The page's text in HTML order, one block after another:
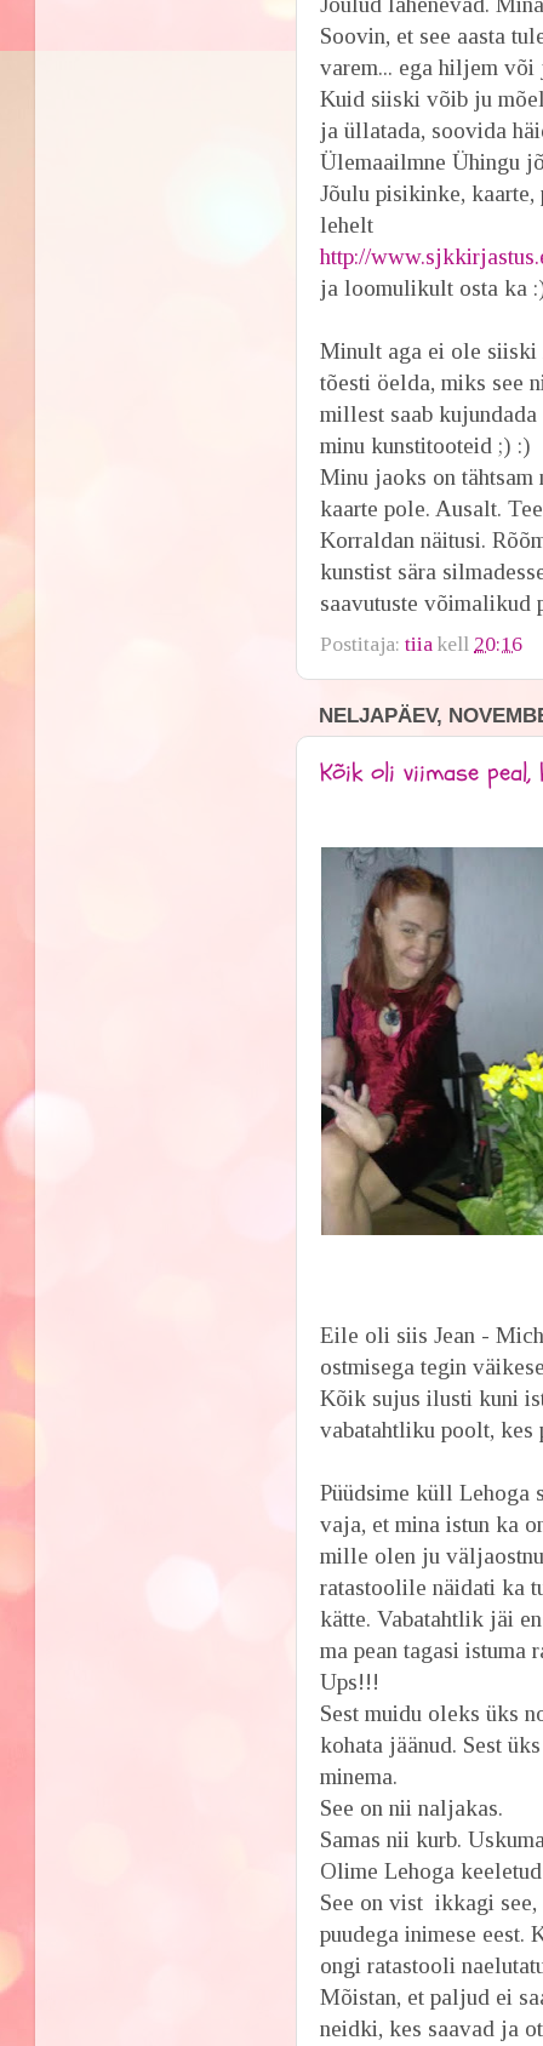
Soovin, et see aasta
varem... ega hiljem
Kuid siiski võib ju
ja üllatada, soovida
Ülemaailmne Ühingu
Jõulu pisikinke,
lehelt
http://
ja loomulikult osta ka
Minult aga ei ole
tõesti öelda, miks see
millest saab
minu kunstitooteid ;) :)
Minu jaoks on tähtsam
kaarte pole. Ausalt.
Korraldan näitusi.
kunstist sära
saavutuste
Postitaja:tiia kell 20:16
NELJAPÄEV,
Kõik oli viimase
Eile oli siis Jean -
ostmisega tegin
Kõik sujus ilusti kuni
vabatahtliku poolt,
Püüdsime küll Lehoga
vaja, et mina istun ka
mille olen ju
ratastoolile näidati ka
kätte. Vabatahtlik jäi
ma pean tagasi istuma
Ups!!!
Sest muidu oleks üks
kohata jäänud. Sest
minema.
See on nii naljakas.
Samas nii kurb.
Olime Lehoga
See on vist ikkagi see,
puudega inimese
ongi ratastooli
Mõistan, et paljud ei
neidki, kes saavad ja